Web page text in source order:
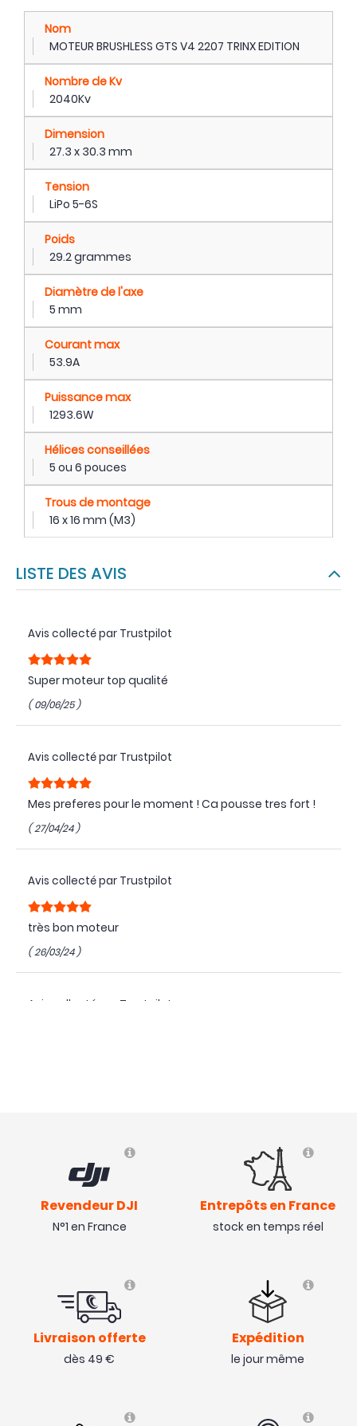
Nom
MOTEUR BRUSHLESS GTS V4 2207 TRINX EDITION
Nombre de Kv
2040Kv
Dimension
27.3 x 30.3 mm
Tension
LiPo 5-6S
Poids
29.2 grammes
Diamètre de l'axe
5 mm
Courant max
53.9A
Puissance max
1293.6W
Hélices conseillées
5 ou 6 pouces
Trous de montage
16 x 16 mm (M3)
LISTE DES AVIS
Avis collecté par Trustpilot
Super moteur top qualité
( 09/06/25 )
Avis collecté par Trustpilot
Mes preferes pour le moment ! Ca pousse tres fort !
( 27/04/24 )
Avis collecté par Trustpilot
très bon moteur
( 26/03/24 )
Avis collecté par Trustpilot
Revendeur DJI
N°1 en France
Entrepôts en France
stock en temps réel
Livraison offerte
dès 49 €
Expédition
le jour même